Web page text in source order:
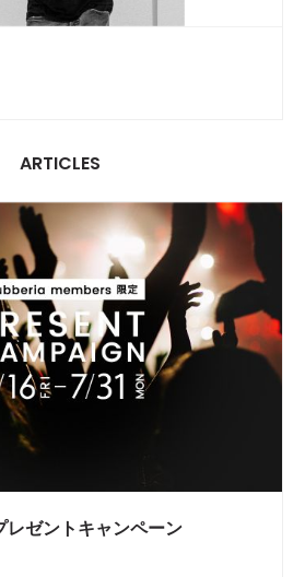
ARTICLES
ゼントキャンペーン